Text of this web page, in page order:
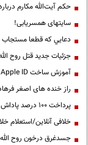
حكم آيت‌الله مكارم
سایتهای همسریابی!
دعايي كه قطعا
جزئیات جدید قتل روح
آموزش ساخت Apple ID برای کاربران ایرانی
راز خنده های اصغر
پرداخت ۱۰۰ درصد پاداش پایان خدمت فرهنگیان
خلافی آنلاین/استعلام
جسدغرق درخون روح